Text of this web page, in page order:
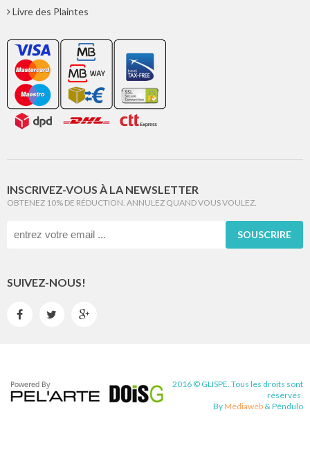
Livre des Plaintes
INSCRIVEZ-VOUS À LA NEWSLETTER
OBTENEZ 10% DE RÉDUCTION. ANNULEZ QUAND VOUS VOULEZ.
SOUSCRIRE
SUIVEZ-NOUS!
  
2016 © GLISPE. Tous les droits sont
réservés.
By Mediaweb & Pêndulo